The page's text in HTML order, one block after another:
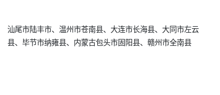
汕尾市陆丰市、温州市苍南县、大连市长海县、大同市左云
县、毕节市纳雍县、内蒙古包头市固阳县、赣州市全南县